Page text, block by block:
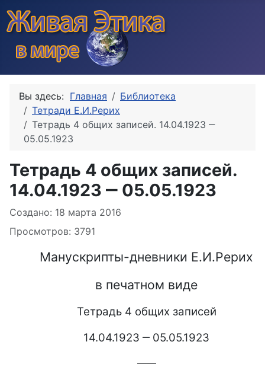
Вы здесь: Главная
Библиотека
Тетради Е.И.Рерих
Тетрадь 4 общих записей. 14.04.1923 ‒
05.05.1923
Тетрадь 4 общих записей.
14.04.1923 ‒ 05.05.1923
Информация о материале
Создано: 18 марта 2016
Просмотров: 3791
Манускрипты-дневники Е.И.Рерих
в печатном виде
Тетрадь 4 общих записей
14.04.1923 ‒ 05.05.1923
——